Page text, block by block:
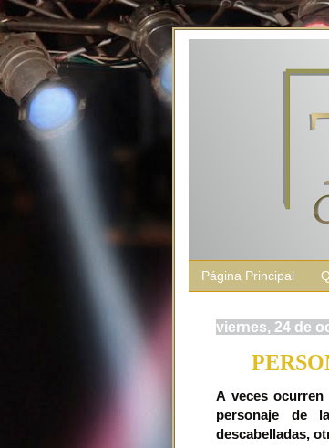
Página Principal
viernes, 24 de
A veces
personaje de
descabelladas,